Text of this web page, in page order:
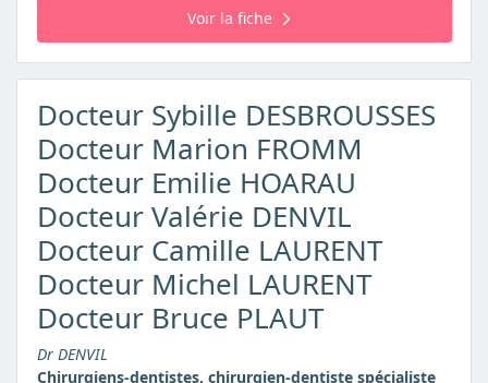
Voir la fiche
Docteur Sybille DESBROUSSES
Docteur Marion FROMM
Docteur Emilie HOARAU
Docteur Valérie DENVIL
Docteur Camille LAURENT
Docteur Michel LAURENT
Docteur Bruce PLAUT
Dr DENVIL
Chirurgiens-dentistes, chirurgien-dentiste spécialiste